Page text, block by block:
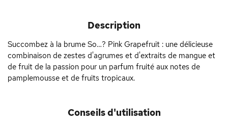
Description
Succombez à la brume So…? Pink Grapefruit : une délicieuse
combinaison de zestes d'agrumes et d'extraits de mangue et
de fruit de la passion pour un parfum fruité aux notes de
pamplemousse et de fruits tropicaux.
Conseils d'utilisation